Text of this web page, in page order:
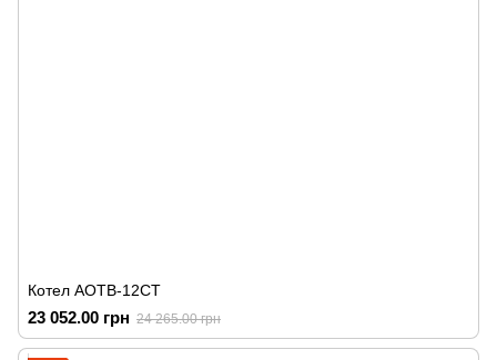
Котел АОТВ-12СТ
23 052.00 грн 24 265.00 грн